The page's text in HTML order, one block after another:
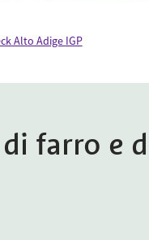
Alto Adige IGP
farro e